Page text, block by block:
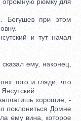
при этом
и тут начал
ему, наконец,
того и гляди, что
хорошие, -
поклониться Домне
ему вина, которое